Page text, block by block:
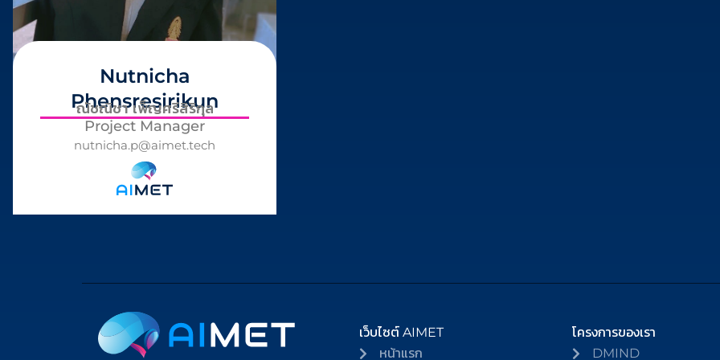
Nutnicha
Phensresirikun
ณัชณิชา เพ็ญศรีสิริกุล
Project Manager
nutnicha.p@aimet.tech
เว็บไซต์ AIMET
หน้าแรก
โครงการของเรา
DMIND